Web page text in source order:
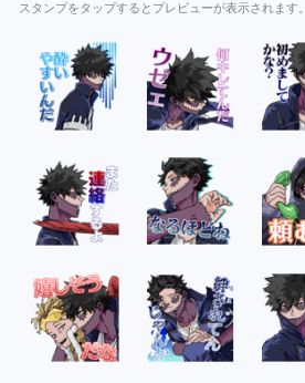
スタンプをタップするとプレビューが表示されます。